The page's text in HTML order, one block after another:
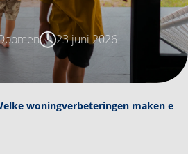
23 juni 2026
woningverbeteringen maken